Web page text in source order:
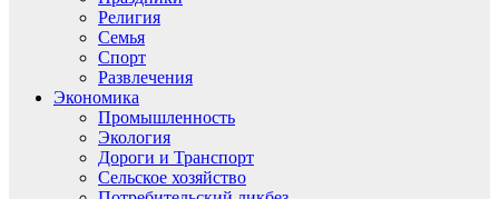
Религия
Семья
Спорт
Развлечения
Экономика
Промышленность
Экология
Дороги и Транспорт
Сельское хозяйство